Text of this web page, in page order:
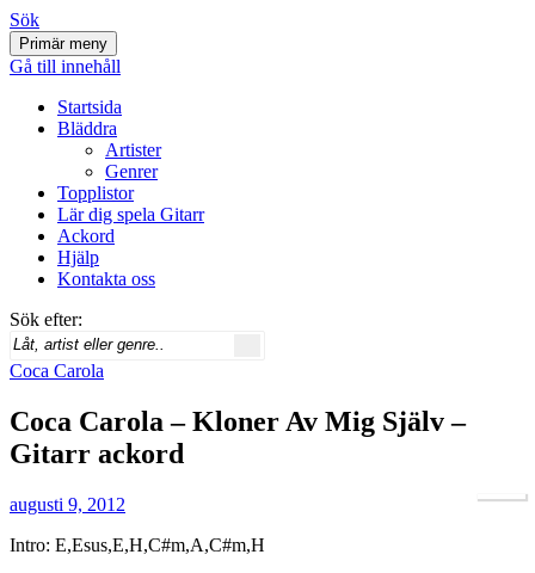
Svenskatabs.se
Sök
Primär meny
Gå till innehåll
Startsida
Bläddra
Artister
Genrer
Topplistor
Lär dig spela Gitarr
Ackord
Hjälp
Kontakta oss
Sök efter:
Coca Carola
Coca Carola – Kloner Av Mig Själv –
Gitarr ackord
augusti 9, 2012
Intro: E,Esus,E,H,C#m,A,C#m,H